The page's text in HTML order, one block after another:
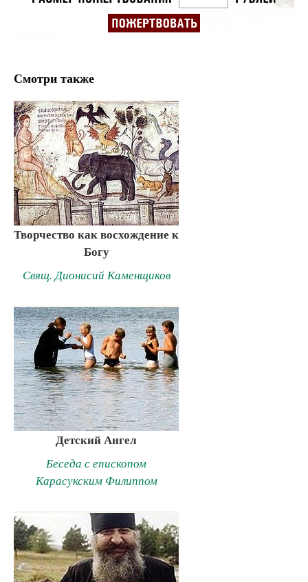
Смотри также
Творчество как восхождение к
Богу
Свящ. Дионисий Каменщиков
Детский Ангел
Беседа с епископом
Карасукским Филиппом